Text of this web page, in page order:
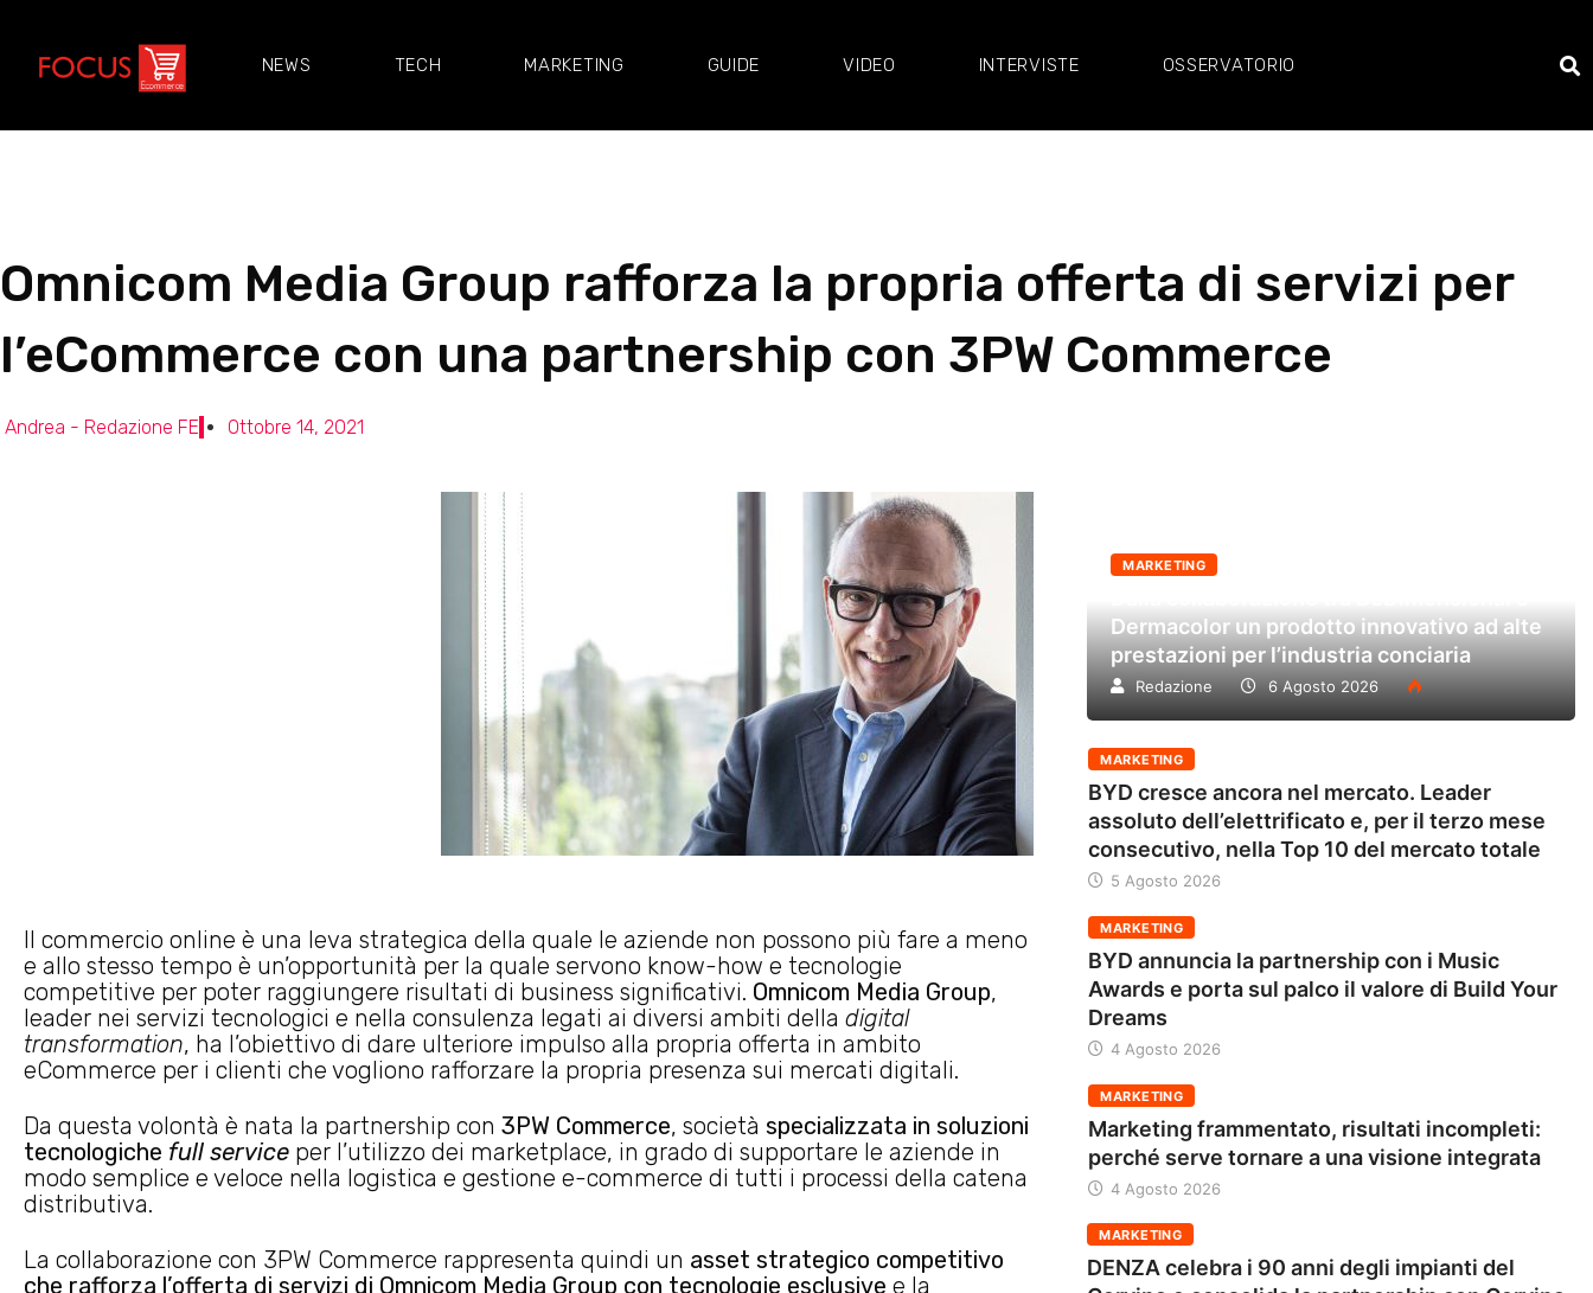
NEWS TECH MARKETING GUIDE VIDEO INTERVISTE OSSERVATORIO
Omnicom Media Group rafforza la propria offerta di servizi per
l’eCommerce con una partnership con 3PW Commerce
Andrea - Redazione FE Ottobre 14, 2021
Il commercio online è una leva strategica della quale le aziende non possono più fare a meno
e allo stesso tempo è un’opportunità per la quale servono know-how e tecnologie
competitive per poter raggiungere risultati di business significativi. Omnicom Media Group,
leader nei servizi tecnologici e nella consulenza legati ai diversi ambiti della digital
transformation, ha l’obiettivo di dare ulteriore impulso alla propria offerta in ambito
eCommerce per i clienti che vogliono rafforzare la propria presenza sui mercati digitali.
Da questa volontà è nata la partnership con 3PW Commerce, società specializzata in soluzioni
tecnologiche full service per l’utilizzo dei marketplace, in grado di supportare le aziende in
modo semplice e veloce nella logistica e gestione e-commerce di tutti i processi della catena
distributiva.
La collaborazione con 3PW Commerce rappresenta quindi un asset strategico competitivo
che rafforza l’offerta di servizi di Omnicom Media Group con tecnologie esclusive e la
MARKETING
Dermacolor un prodotto innovativo ad alte
prestazioni per l’industria conciaria
Redazione 6 Agosto 2026
MARKETING
BYD cresce ancora nel mercato. Leader
assoluto dell’elettrificato e, per il terzo mese
consecutivo, nella Top 10 del mercato totale
5 Agosto 2026
MARKETING
BYD annuncia la partnership con i Music
Awards e porta sul palco il valore di Build Your
Dreams
4 Agosto 2026
MARKETING
Marketing frammentato, risultati incompleti:
perché serve tornare a una visione integrata
4 Agosto 2026
MARKETING
DENZA celebra i 90 anni degli impianti del